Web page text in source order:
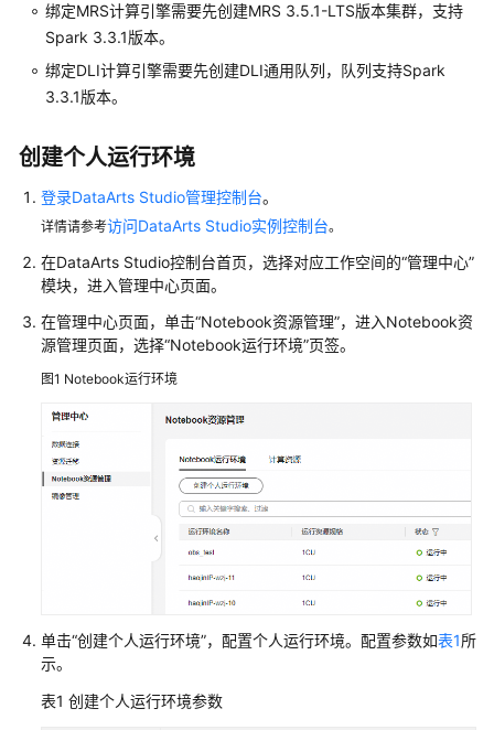
管
中
心
DataArts
支
持
的
数
源
创
数
DataArts
数
绑定MRS计算引擎需要先创建MRS 3.5.1-LTS版本集群，支持
Spark 3.3.1版本。
绑定DLI计算引擎需要先创建DLI通用队列，队列支持Spark
3.3.1版本。
创建个人运行环境
登录DataArts Studio管理控制台。
详情请参考访问DataArts Studio实例控制台。
在DataArts Studio控制台首页，选择对应工作空间的“管理中心”
模块，进入管理中心页面。
在管理中心页面，单击“Notebook资源管理”，进入Notebook资
源管理页面，选择“Notebook运行环境”页签。
图1 Notebook运行环境
单击“创建个人运行环境”，配置个人运行环境。配置参数如表1所
示。
表1 创建个人运行环境参数